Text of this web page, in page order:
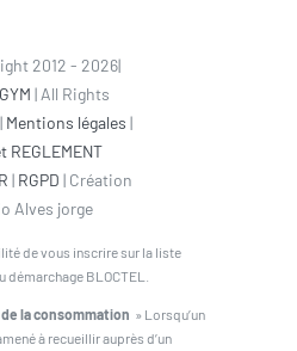
2012 - 2026|
| All Rights
Mentions légales |
REGLEMENT
| RGPD | Création
Alves jorge
de vous inscrire sur la liste
démarchage BLOCTEL.
la consommation » Lorsqu’un
à recueillir auprès d’un